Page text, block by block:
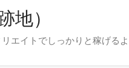
地）
エイトでしっかりと稼げる